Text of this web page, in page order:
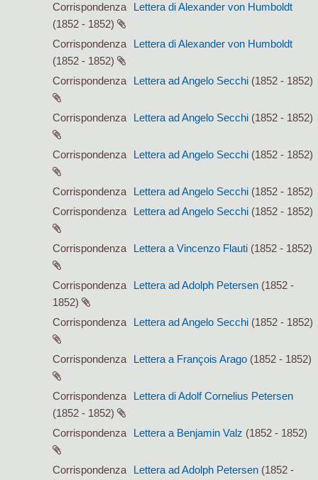
Corrispondenza
Lettera di Alexander von Humboldt
(1852 - 1852)
Corrispondenza
Lettera di Alexander von Humboldt
(1852 - 1852)
Corrispondenza
Lettera ad Angelo Secchi (1852 - 1852)
Corrispondenza Lettera ad Angelo Secchi (1852 - 1852)
Corrispondenza Lettera ad Angelo Secchi (1852 - 1852)
Corrispondenza Lettera ad Angelo Secchi (1852 - 1852)
Corrispondenza
Lettera ad Angelo Secchi (1852 - 1852)
Corrispondenza Lettera a Vincenzo Flauti (1852 - 1852)
Corrispondenza Lettera ad Adolph Petersen (1852 -
1852)
Corrispondenza
Lettera ad Angelo Secchi (1852 - 1852)
Corrispondenza Lettera a François Arago (1852 - 1852)
Corrispondenza
Lettera di Adolf Cornelius Petersen
(1852 - 1852)
Corrispondenza
Lettera a Benjamin Valz (1852 - 1852)
Corrispondenza Lettera ad Adolph Petersen (1852 -